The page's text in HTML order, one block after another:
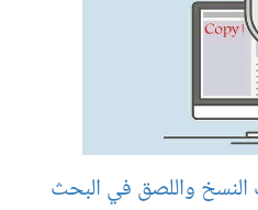
واللصق في البحث